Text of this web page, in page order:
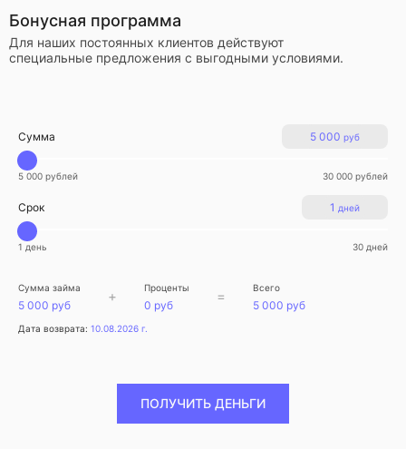
Бонусная программа
Для наших постоянных клиентов действуют
специальные предложения с выгодными условиями.
5 000 руб
Сумма
5 000 рублей 30 000 рублей
1 дней
Срок
1 день 30 дней
Сумма займа
5 000 руб
+ Проценты
0 руб
= Всего
5 000 руб
Дата возврата: 10.08.2026 г.
ПОЛУЧИТЬ ДЕНЬГИ